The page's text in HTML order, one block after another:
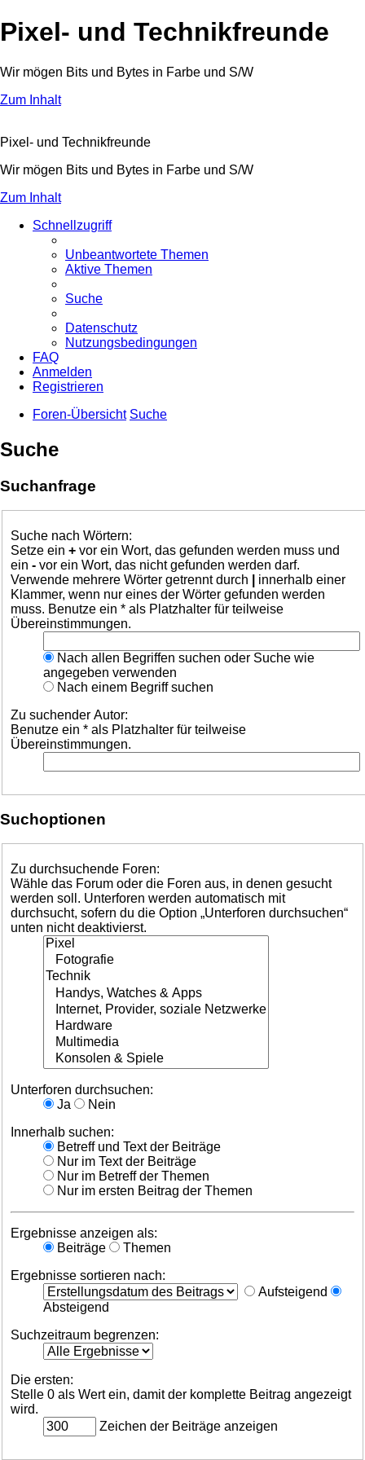
Pixel- und Technikfreunde
Wir mögen Bits und Bytes in Farbe und S/W
Zum Inhalt
Pixel- und Technikfreunde
Wir mögen Bits und Bytes in Farbe und S/W
Zum Inhalt
Schnellzugriff
Unbeantwortete Themen
Aktive Themen
Suche
Datenschutz
Nutzungsbedingungen
FAQ
Anmelden
Registrieren
Foren-Übersicht Suche
Suche
Suchanfrage
Suche nach Wörtern:
Setze ein + vor ein Wort, das gefunden werden muss und
ein - vor ein Wort, das nicht gefunden werden darf.
Verwende mehrere Wörter getrennt durch
innerhalb einer
Klammer, wenn nur eines der Wörter gefunden werden
muss. Benutze ein * als Platzhalter für teilweise
Übereinstimmungen.
Nach allen Begriffen suchen oder Suche wie
angegeben verwenden
Nach einem Begriff suchen
Zu suchender Autor:
Benutze ein * als Platzhalter für teilweise
Übereinstimmungen.
Suchoptionen
Zu durchsuchende Foren:
Wähle das Forum oder die Foren aus, in denen gesucht
werden soll. Unterforen werden automatisch mit
durchsucht, sofern du die Option „Unterforen durchsuchen“
unten nicht deaktivierst.
Unterforen durchsuchen:
Ja
Nein
Innerhalb suchen:
Betreff und Text der Beiträge
Nur im Text der Beiträge
Nur im Betreff der Themen
Nur im ersten Beitrag der Themen
Ergebnisse anzeigen als:
Beiträge
Themen
Ergebnisse sortieren nach:
Aufsteigend
Absteigend
Suchzeitraum begrenzen:
Die ersten:
Stelle 0 als Wert ein, damit der komplette Beitrag angezeigt
wird.
Zeichen der Beiträge anzeigen